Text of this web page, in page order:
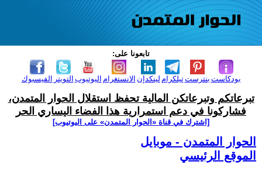
تابعونا على:
الفيسبوك التويتر اليوتيوب الانستغرام لينكدإن تيلكرامبنترست بودكاست
تبرعاتكم وتبرعاتكن المالية تحفظ استقلال الحوار المتمدن،
فشاركونا في دعم استمرارية هذا الفضاء اليساري الحر
[اشترك في قناة ‫«الحوار المتمدن» على اليوتيوب]
الحوار المتمدن - موبايل
الموقع الرئيسي